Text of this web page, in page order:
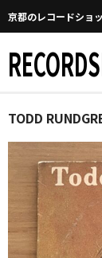
京都のレコードショ
Home
マイページ
GGについて
買取について
取り置きなどに
TODD